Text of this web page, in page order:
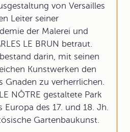
von Versailles
Leiter seiner
der Malerei und
LE BRUN betraut.
darin, mit seinen
Kunstwerken den
Gnaden zu verherrlichen.
NÔTRE gestaltete Park
Europa des 17. und 18. Jh.
Gartenbaukunst.